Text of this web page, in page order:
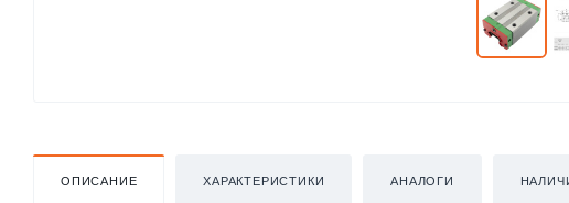
ОПИСАНИЕ ХАРАКТЕРИСТИКИ АНАЛОГИ